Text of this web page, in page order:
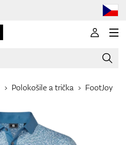
Značky
Polokošile a trička FootJoy